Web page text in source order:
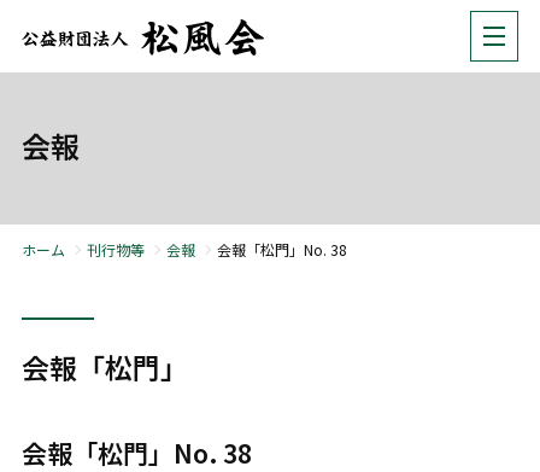
会報
ホーム 刊行物等 会報 会報「松門」No. 38
会報「松門」
会報「松門」No. 38